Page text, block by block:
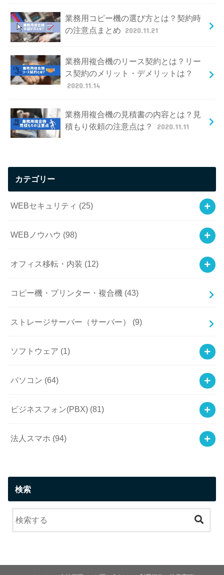
業務用コピー機の選び方とは？契約時
の注意点まとめ 2020.11.21
業務用複合機のリース契約とは？リー
ス契約のメリット・デメリットは？
2020.11.14
業務用複合機の見積書の内容とは？見
積もり依頼の注意点は？
2020.11.11
カテゴリー
WEBセキュリティ (25)
WEBノウハウ (98)
オフィス移転・内装 (12)
コピー機・プリンター・複合機 (43)
ストレージサーバー（サーバー） (9)
ソフトウェア (1)
パソコン (64)
ビジネスフォン(PBX) (81)
法人スマホ (94)
検索